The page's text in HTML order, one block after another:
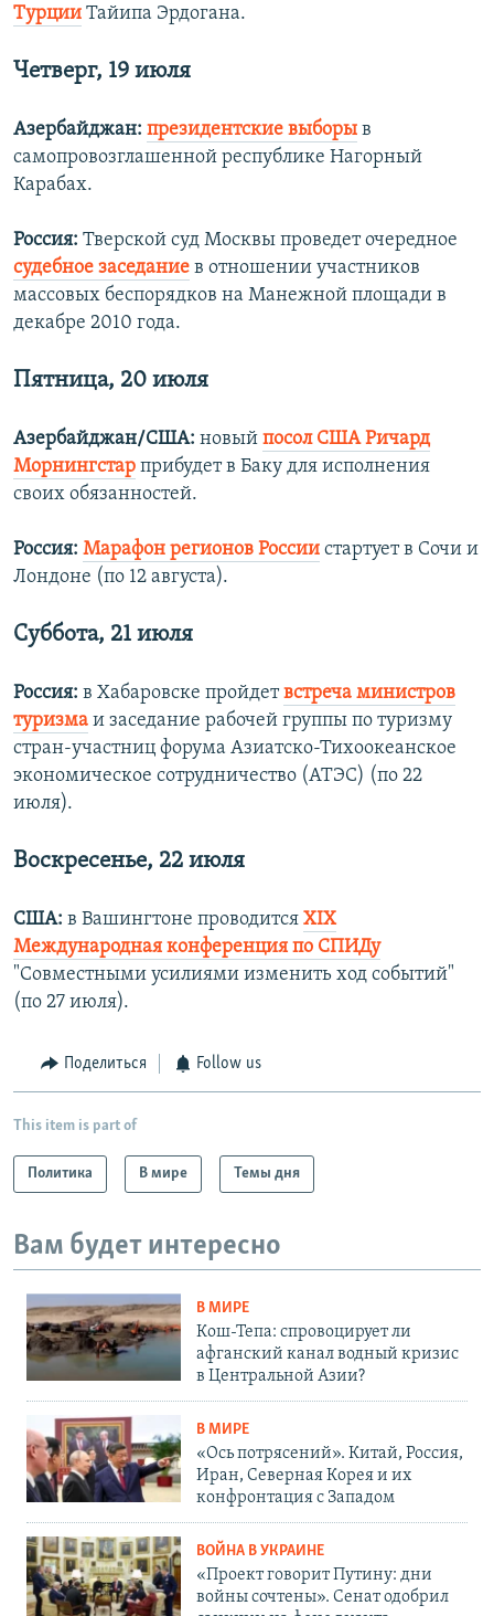
Турции Тайипа Эрдогана.
Четверг, 19 июля
Азербайджан: президентские выборы в
самопровозглашенной республике Нагорный
Карабах.
Россия: Тверской суд Москвы проведет очередное
судебное заседание в отношении участников
массовых беспорядков на Манежной площади в
декабре 2010 года.
Пятница, 20 июля
Азербайджан/США: новый посол США Ричард
Морнингстар прибудет в Баку для исполнения
своих обязанностей.
Россия: Марафон регионов России стартует в Сочи и
Лондоне (по 12 августа).
Суббота, 21 июля
Россия: в Хабаровске пройдетвстреча министров
туризма и заседание рабочей группы по туризму
стран-участниц форума Азиатско-Тихоокеанское
экономическое сотрудничество (АТЭС) (по 22
июля).
Воскресенье, 22 июля
США: в Вашингтоне проводится XIX
Международная конференция по СПИДу
"Совместными усилиями изменить ход событий"
(по 27 июля).
Поделиться Follow us
This item is part of
Политика В мире Темы дня
Вам будет интересно
В МИРЕ
Кош-Тепа: спровоцирует ли
афганский канал водный кризис
в Центральной Азии?
В МИРЕ
«Ось потрясений». Китай, Россия,
Иран, Северная Корея и их
конфронтация с Западом
ВОЙНА В УКРАИНЕ
«Проект говорит Путину: дни
войны сочтены». Сенат одобрил